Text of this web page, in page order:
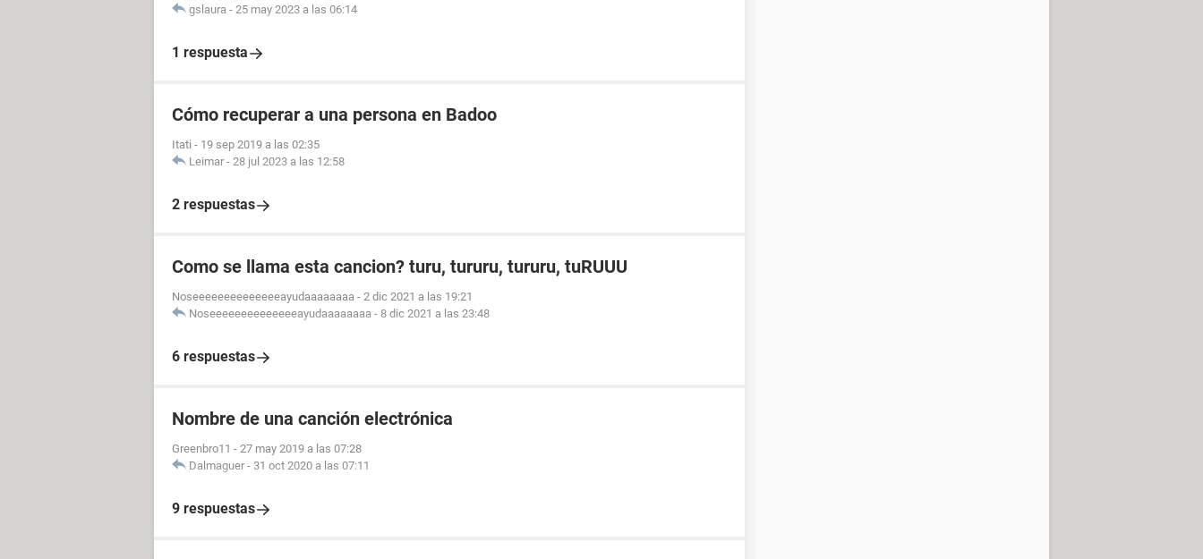
gslaura - 25 may 2023 a las 06:14
1 respuesta
Cómo recuperar a una persona en Badoo
Itati - 19 sep 2019 a las 02:35
Leimar - 28 jul 2023 a las 12:58
2 respuestas
Como se llama esta cancion? turu, tururu, tururu, tuRUUU
Noseeeeeeeeeeeeeeayudaaaaaaaa - 2 dic 2021 a las 19:21
Noseeeeeeeeeeeeeeayudaaaaaaaa - 8 dic 2021 a las 23:48
6 respuestas
Nombre de una canción electrónica
Greenbro11 - 27 may 2019 a las 07:28
Dalmaguer - 31 oct 2020 a las 07:11
9 respuestas